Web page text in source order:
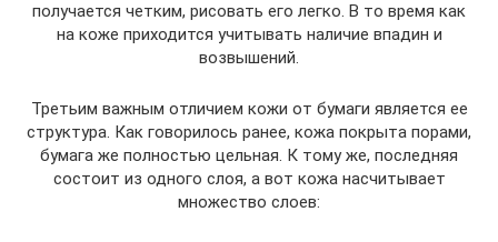
получается четким, рисовать его легко. В то время как
на коже приходится учитывать наличие впадин и
возвышений.
Третьим важным отличием кожи от бумаги является ее
структура. Как говорилось ранее, кожа покрыта порами,
бумага же полностью цельная. К тому же, последняя
состоит из одного слоя, а вот кожа насчитывает
множество слоев: